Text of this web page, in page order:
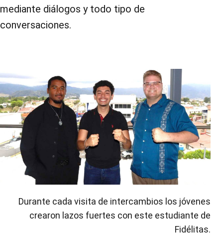
mediante diálogos y todo tipo de
conversaciones.
Durante cada visita de intercambios los jóvenes
crearon lazos fuertes con este estudiante de
Fidélitas.